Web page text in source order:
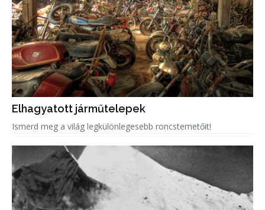
Elhagyatott járműtelepek
Ismerd meg a világ legkülönlegesebb roncstemetőit!